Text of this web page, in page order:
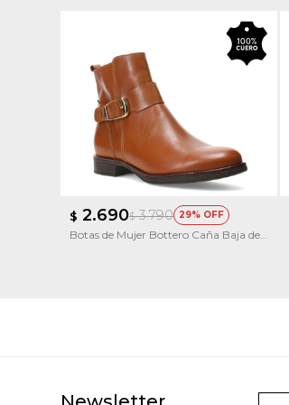
$ 2.690$ 3.790 29
Botas de Mujer Bottero Caña Baja de